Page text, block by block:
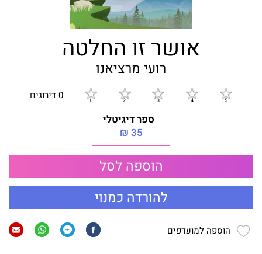
אושר זו החלטה
רועי מרציאנו
0 דירוגים
ספר דיגיטלי
35 ₪
הוספה לסל
להורדה כמנוי
הוספה למועדפים